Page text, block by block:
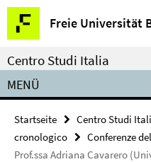
Springe
direkt
zu
Inhalt
Freie Universität
Service-
Navigation
Centro Studi Italia
MENÜ
Startseite Centro Studi
cronologico
Conferenze
Prof.ssa Adriana Cavarero